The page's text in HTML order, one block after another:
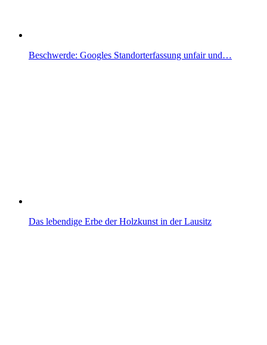
Beschwerde: Googles Standorterfassung unfair und…
Das lebendige Erbe der Holzkunst in der Lausitz